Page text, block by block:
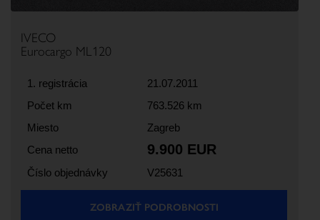
IVECO
Eurocargo ML120
1. registrácia
21.07.2011
Počet km
763.526 km
Miesto
Zagreb
Cena netto
9.900 EUR
Číslo objednávky V25631
ZOBRAZIŤ PODROBNOSTI